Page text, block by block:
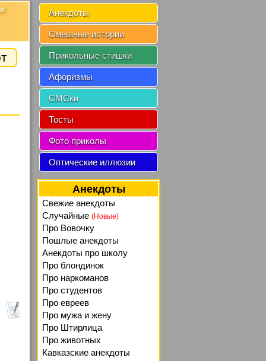
Анекдоты
Смешные истории
Прикольные стишки
Афоризмы
СМСки
Тосты
Фото приколы
Оптические иллюзии
Анекдоты
Свежие анекдоты
Случайные (Новые)
Про Вовочку
Пошлые анекдоты
Анекдоты про школу
Про блондинок
Про наркоманов
Про студентов
Про евреев
Про мужа и жену
Про Штирлица
Про животных
Кавказские анекдоты